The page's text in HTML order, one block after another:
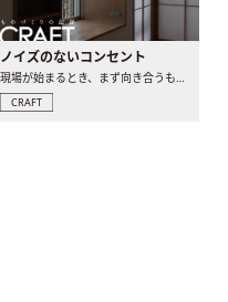
ノイズのないコンセント
現場が始まるとき、まず向き合うものの一つがコンセントです..
CRAFT